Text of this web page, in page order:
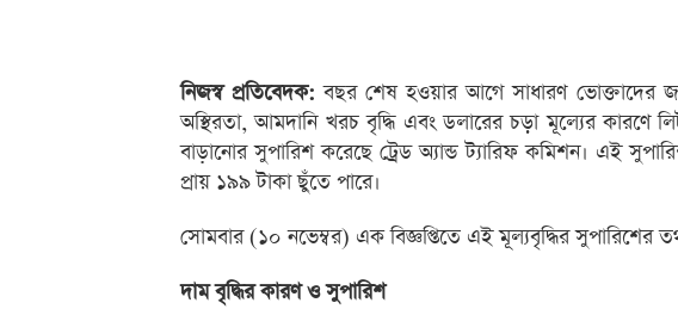
নিজস্ব প্রতিবেদক: বছর শেষ হওয়ার আগে সাধারণ ভোক্তাদের
অস্থিরতা, আমদানি খরচ বৃদ্ধি এবং ডলারের চড়া মূল্যের কারণে
বাড়ানোর সুপারিশ করেছে ট্রেড অ্যান্ড ট্যারিফ কমিশন। এই
প্রায় ১৯৯ টাকা ছুঁতে পারে।
সোমবার (১০ নভেম্বর) এক বিজ্ঞপ্তিতে এই মূল্যবৃদ্ধির সুপারিশের
দাম বৃদ্ধির কারণ ও সুপারিশ